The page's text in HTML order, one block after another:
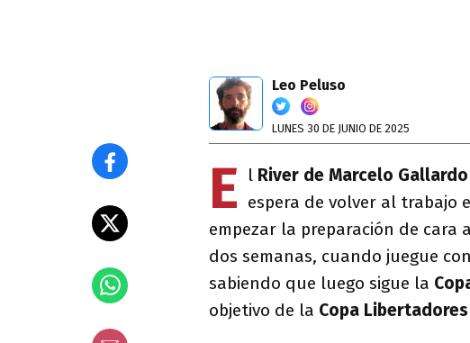
Leo Peluso
LUNES 30 DE JUNIO DE 2025
E l River de Marcelo Gallardo
espera de volver al trabajo
empezar la preparación de cara
dos semanas, cuando juegue
sabiendo que luego sigue la
objetivo de la Copa Libertadores